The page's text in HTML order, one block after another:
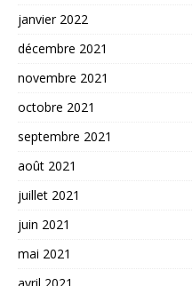
janvier 2022
décembre 2021
novembre 2021
octobre 2021
septembre 2021
août 2021
juillet 2021
juin 2021
mai 2021